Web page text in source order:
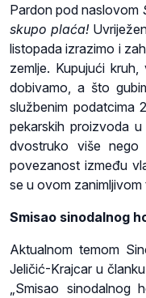
Pardon pod naslovom
skupo plaća!
listopada izrazimo i
zemlje. Kupujući
dobivamo, a što
službenim podatcima
pekarskih proizvoda
dvostruko više
povezanost između
se u ovom zanimljivom
Smisao sinodalnog
Aktualnom temom
Jeličić-Krajcar u članku
„Smisao